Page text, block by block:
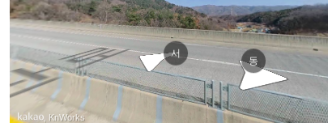
남
서
동
, KnWorks